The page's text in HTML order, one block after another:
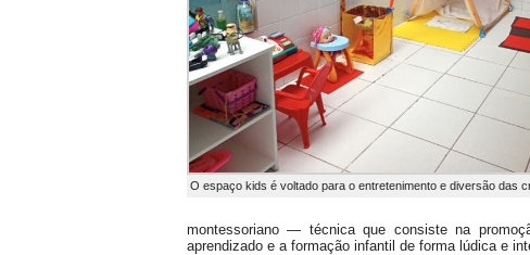
O espaço kids é voltado para o entretenimento e diversão das
montessoriano — técnica que consiste na
aprendizado e a formação infantil de forma lúdica e